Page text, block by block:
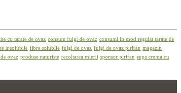
cu tarate de ovaz consum fulgi de ovaz consumi in mod regulat tarate de
insolubile fibre solubile fulgi de ovaz fulgi de ovaz pirifan magazin
ovaz produse naturiste recoltarea mierii sponsor pirifan supa crema cu